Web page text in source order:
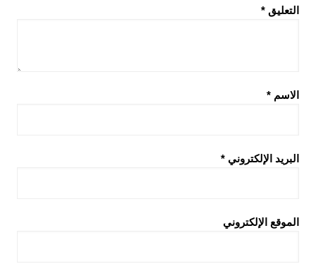
التعليق *
الاسم *
البريد الإلكتروني *
الموقع الإلكتروني